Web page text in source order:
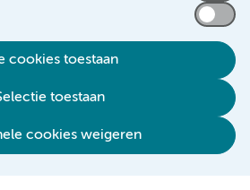
cookies toestaan
toestaan
cookies weigeren